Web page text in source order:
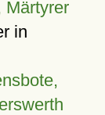
Märtyrer
in